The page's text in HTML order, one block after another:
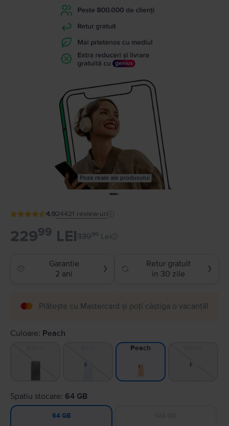
Poze reale ale produsului
4.924421 review-uri
22999 LEI33999 Lei
Garantie
2 ani
❯
Retur gratuit
in 30 zile
❯
Plătește cu Mastercard și poți câștiga o vacanță!
Culoare: Peach
Peach
Spatiu stocare: 64 GB
64 GB